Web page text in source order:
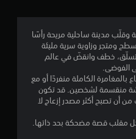
.
8
3
ن
ج
و
وقلّب مدينة ساحلية مريحة رأسًا
ومتجر وزاوية سرية مليئة
تسلّق، خطف وانقضّ في عالم
الفوضى.
الكاملة منفردًا أو مع
منقسمة لشخصين. قد تكون
أن تصبح أكثر مصدر إزعاج لا
كل مقلب قصة مضحكة بحد ذاتها.